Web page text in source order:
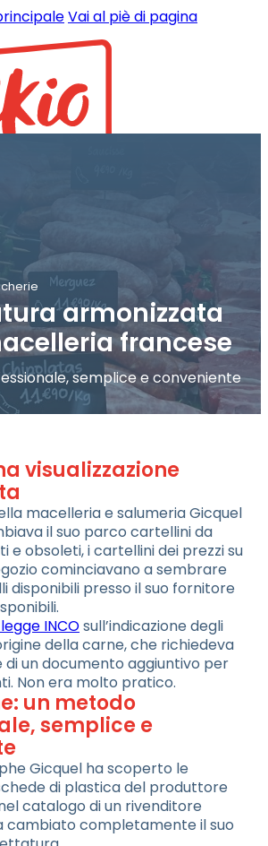
Vai al piè di pagina
armonizzata
francese
semplice e conveniente
visualizzazione
macelleria e salumeria Gicquel
il suo parco cartellini da
e obsoleti, i cartellini dei prezzi su
cominciavano a sembrare
disponibili presso il suo fornitore
INCOsull’indicazione degli
della carne, che richiedeva
di un documento aggiuntivo per
Non era molto pratico.
un metodo
semplice e
Gicquel ha scoperto le
di plastica del produttore
catalogo di un rivenditore
cambiato completamente il suo